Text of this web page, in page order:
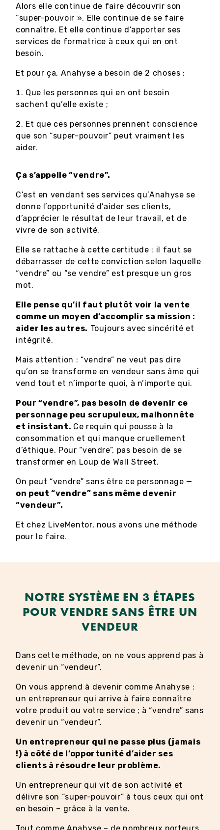
Alors elle continue de faire découvrir son
“super-pouvoir ». Elle continue de se faire
connaître. Et elle continue d’apporter ses
services de formatrice à ceux qui en ont
besoin.
Et pour ça, Anahyse a besoin de 2 choses :
Que les personnes qui en ont besoin
sachent qu’elle existe ;
Et que ces personnes prennent conscience
que son “super-pouvoir” peut vraiment les
aider.
Ça s’appelle “vendre”.
C’est en vendant ses services qu’Anahyse se
donne l’opportunité d’aider ses clients,
d’apprécier le résultat de leur travail, et de
vivre de son activité.
Elle se rattache à cette certitude : il faut se
débarrasser de cette conviction selon laquelle
“vendre” ou “se vendre” est presque un gros
mot.
Elle pense qu’il faut plutôt voir la vente
comme un moyen d’accomplir sa mission :
aider les autres. Toujours avec sincérité et
intégrité.
Mais attention : “vendre” ne veut pas dire
qu’on se transforme en vendeur sans âme qui
vend tout et n’importe quoi, à n’importe qui.
Pour “vendre”, pas besoin de devenir ce
personnage peu scrupuleux, malhonnête
et insistant. Ce requin qui pousse à la
consommation et qui manque cruellement
d’éthique. Pour “vendre”, pas besoin de se
transformer en Loup de Wall Street.
On peut “vendre” sans être ce personnage —
on peut “vendre” sans même devenir
“vendeur”.
Et chez LiveMentor, nous avons une méthode
pour le faire.
NOTRE SYSTÈME EN 3 ÉTAPES
POUR VENDRE SANS ÊTRE UN
VENDEUR
Dans cette méthode, on ne vous apprend pas à
devenir un “vendeur”.
On vous apprend à devenir comme Anahyse :
un entrepreneur qui arrive à faire connaître
votre produit ou votre service ; à “vendre” sans
devenir un “vendeur”.
Un entrepreneur qui ne passe plus (jamais
!) à côté de l’opportunité d’aider ses
clients à résoudre leur problème.
Un entrepreneur qui vit de son activité et
délivre son “super-pouvoir” à tous ceux qui ont
en besoin – grâce à la vente.